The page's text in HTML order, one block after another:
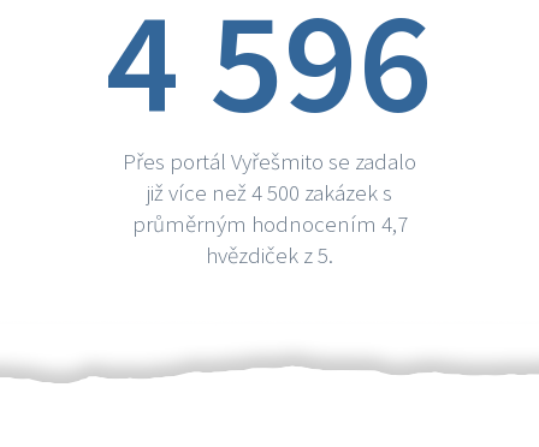
4 596
Přes portál Vyřešmito se zadalo
již více než 4 500 zakázek s
průměrným hodnocením 4,7
hvězdiček z 5.